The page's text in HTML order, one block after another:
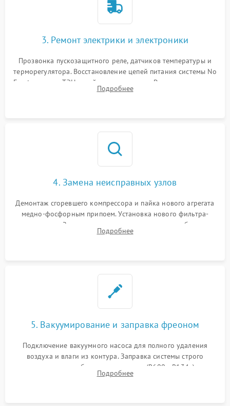
3. Ремонт электрики и электроники
Прозвонка пускозащитного реле, датчиков температуры и
терморегулятора. Восстановление цепей питания системы No
Frost, включая ТЭН оттайки и вентилятор. Ремонт или замена
платы управления при сбоях алгоритмов.
Подробнее
4. Замена неисправных узлов
Демонтаж сгоревшего компрессора и пайка нового агрегата
медно-фосфорным припоем. Установка нового фильтра-
осушителя. Замена изношенных вентиляторов обдува,
сломанных заслонок или поврежденных дверных петель.
Подробнее
5. Вакуумирование и заправка фреоном
Подключение вакуумного насоса для полного удаления
воздуха и влаги из контура. Заправка системы строго
дозированным объемом хладагента (R600a, R134a) по
электронным весам. Контроль рабочего давления в системе.
Подробнее